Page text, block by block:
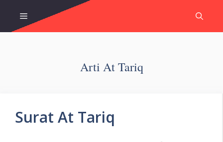
content
Menu
Arti At Tariq
Surat At Tariq